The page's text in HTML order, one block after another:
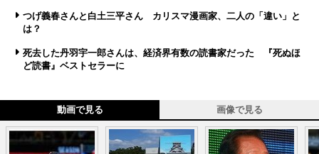
つげ義春さんと白土三平さん カリスマ漫画家、二人の「違い」と
は？
死去した丹羽宇一郎さんは、経済界有数の読書家だった 『死ぬほ
ど読書』ベストセラーに
動画で見る 画像で見る